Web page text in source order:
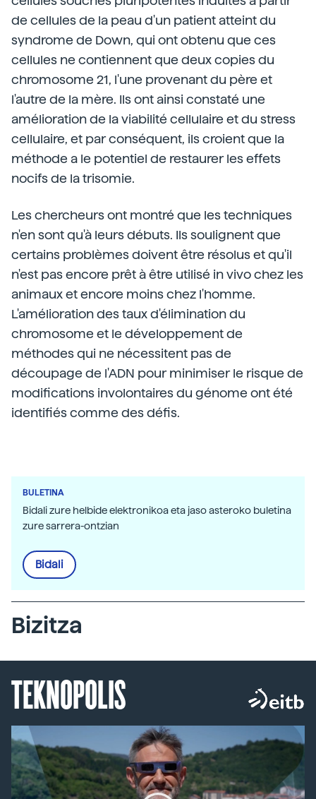
de cellules de la peau d'un patient atteint du
syndrome de Down, qui ont obtenu que ces
cellules ne contiennent que deux copies du
chromosome 21, l'une provenant du père et
l'autre de la mère. Ils ont ainsi constaté une
amélioration de la viabilité cellulaire et du stress
cellulaire, et par conséquent, ils croient que la
méthode a le potentiel de restaurer les effets
nocifs de la trisomie.
Les chercheurs ont montré que les techniques
n'en sont qu'à leurs débuts. Ils soulignent que
certains problèmes doivent être résolus et qu'il
n'est pas encore prêt à être utilisé in vivo chez les
animaux et encore moins chez l'homme.
L'amélioration des taux d'élimination du
chromosome et le développement de
méthodes qui ne nécessitent pas de
découpage de l'ADN pour minimiser le risque de
modifications involontaires du génome ont été
identifiés comme des défis.
BULETINA
Bidali zure helbide elektronikoa eta jaso asteroko buletina
zure sarrera-ontzian
Bidali
Bizitza
TEKNOPOLIS